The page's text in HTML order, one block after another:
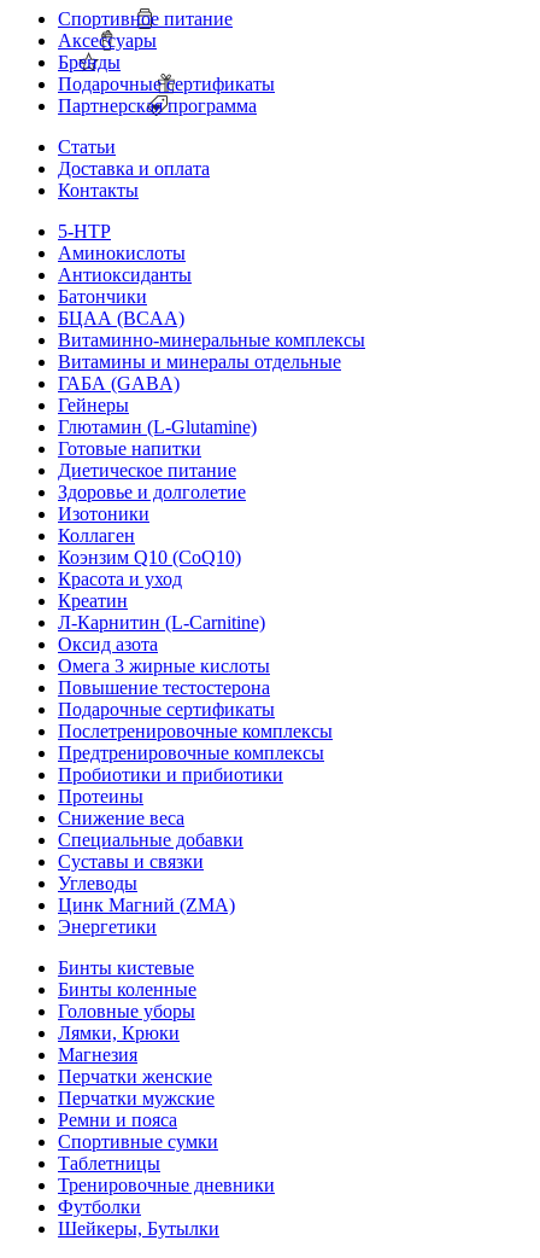
Спортивное питание
Аксессуары
Бренды
Подарочные сертификаты
Партнерская программа
Статьи
Доставка и оплата
Контакты
5-HTP
Аминокислоты
Антиоксиданты
Батончики
БЦАА (BCAA)
Витаминно-минеральные комплексы
Витамины и минералы отдельные
ГАБА (GABA)
Гейнеры
Глютамин (L-Glutamine)
Готовые напитки
Диетическое питание
Здоровье и долголетие
Изотоники
Коллаген
Коэнзим Q10 (CoQ10)
Красота и уход
Креатин
Л-Карнитин (L-Сarnitine)
Оксид азота
Омега 3 жирные кислоты
Повышение тестостерона
Подарочные сертификаты
Послетренировочные комплексы
Предтренировочные комплексы
Пробиотики и прибиотики
Протеины
Снижение веса
Специальные добавки
Суставы и связки
Углеводы
Цинк Магний (ZMA)
Энергетики
Бинты кистевые
Бинты коленные
Головные уборы
Лямки, Крюки
Магнезия
Перчатки женские
Перчатки мужские
Ремни и пояса
Спортивные сумки
Таблетницы
Тренировочные дневники
Футболки
Шейкеры, Бутылки